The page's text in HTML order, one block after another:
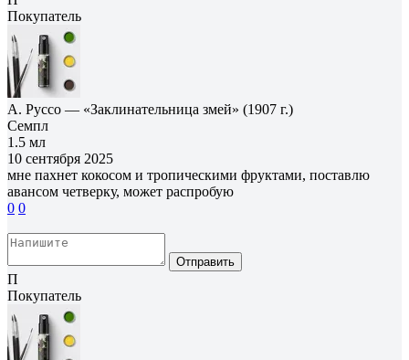
Покупатель
А. Руссо — «Заклинательница змей» (1907 г.)
Семпл
1.5 мл
10 сентября 2025
мне пахнет кокосом и тропическими фруктами, поставлю
авансом четверку, может распробую
0 0
Отправить
П
Покупатель